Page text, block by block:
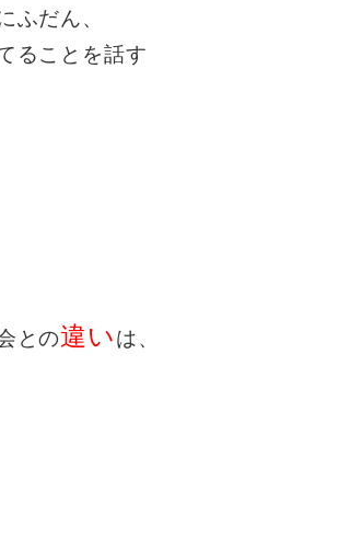
ふだん、
ることを話す
との違いは、